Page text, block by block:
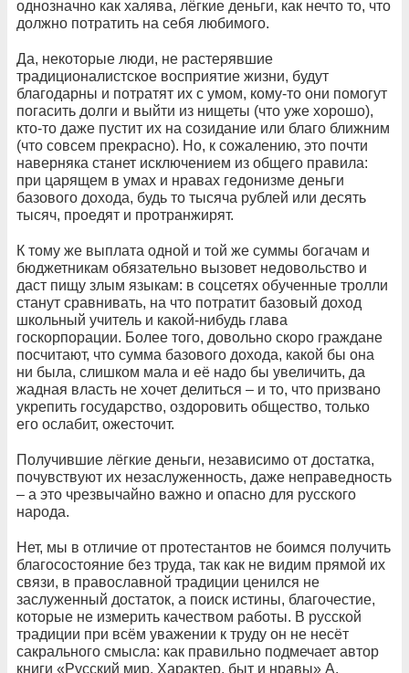
однозначно как халява, лёгкие деньги, как нечто то, что
должно потратить на себя любимого.
Да, некоторые люди, не растерявшие
традиционалистское восприятие жизни, будут
благодарны и потратят их с умом, кому-то они помогут
погасить долги и выйти из нищеты (что уже хорошо),
кто-то даже пустит их на созидание или благо ближним
(что совсем прекрасно). Но, к сожалению, это почти
наверняка станет исключением из общего правила:
при царящем в умах и нравах гедонизме деньги
базового дохода, будь то тысяча рублей или десять
тысяч, проедят и протранжирят.
К тому же выплата одной и той же суммы богачам и
бюджетникам обязательно вызовет недовольство и
даст пищу злым языкам: в соцсетях обученные тролли
станут сравнивать, на что потратит базовый доход
школьный учитель и какой-нибудь глава
госкорпорации. Более того, довольно скоро граждане
посчитают, что сумма базового дохода, какой бы она
ни была, слишком мала и её надо бы увеличить, да
жадная власть не хочет делиться – и то, что призвано
укрепить государство, оздоровить общество, только
его ослабит, ожесточит.
Получившие лёгкие деньги, независимо от достатка,
почувствуют их незаслуженность, даже неправедность
– а это чрезвычайно важно и опасно для русского
народа.
Нет, мы в отличие от протестантов не боимся получить
благосостояние без труда, так как не видим прямой их
связи, в православной традиции ценился не
заслуженный достаток, а поиск истины, благочестие,
которые не измерить качеством работы. В русской
традиции при всём уважении к труду он не несёт
сакрального смысла: как правильно подмечает автор
книги «Русский мир. Характер, быт и нравы» А.